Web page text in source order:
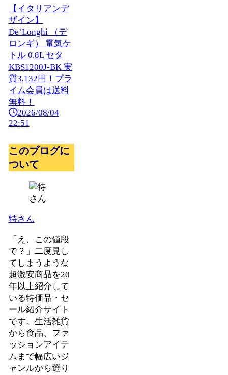
【イタリアンデ
ザイン】
De’Longhi （デ
ロンギ） 電気ケ
トル 0.8L セタ
KBS1200J-BK 実
質3,132円！プラ
イム会員は送料
無料！
2026/08/04
22:51
このブログに
ついて
特さん
「え、この値段
で？」二度見し
てしまうような
超激安商品を20
年以上紹介して
いる特価品・セ
ール紹介サイト
です。生活雑貨
から食品、ファ
ッションアイテ
ムまで幅広いジ
ャンルから選り